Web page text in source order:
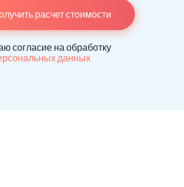
расчет стоимости
согласие на обработку
данных